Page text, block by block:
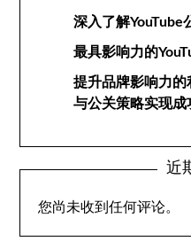
深入了解YouTube
最具影响力的
提升品牌影响力的
与公关策略实现成
近
您尚未收到任何评论。